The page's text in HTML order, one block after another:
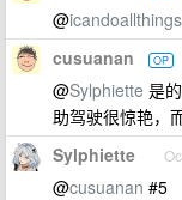
@icandoallthings
cusuanan OP
@Sylphiette 是
助驾驶很惊艳，
Sylphiette
@cusuanan #5